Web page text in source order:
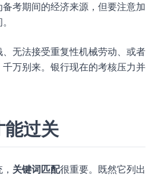
考期间的经济来源，但要注意加
无法接受重复性机械劳动、或者
万别来。银行现在的考核压力并
能过关
关键词匹配很重要。既然它列出